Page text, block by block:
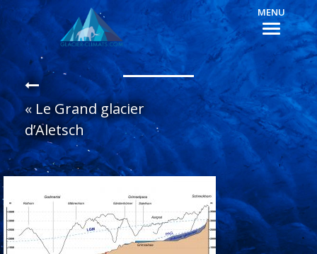
MENU
«Le Grand glacier
d’Aletsch